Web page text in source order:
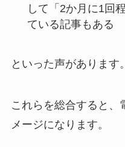
して「2か月に1回
ている記事もある
といった声があります。
これらを総合すると、
メージになります。